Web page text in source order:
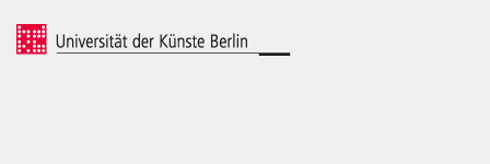
© 2026 Universität der Künste Berlin